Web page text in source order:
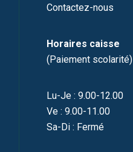
Contactez-nous
Horaires caisse
(Paiement scolarité)
Lu-Je : 9.00-12.00
Ve : 9.00-11.00
Sa-Di : Fermé